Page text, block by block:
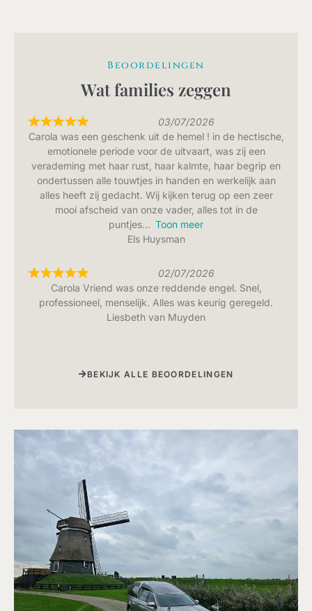
Beoordelingen
Wat families zeggen
03/07/2026
Carola was een geschenk uit de hemel ! in de hectische,
emotionele periode voor de uitvaart, was zij een
verademing met haar rust, haar kalmte, haar begrip en
ondertussen alle touwtjes in handen en werkelijk aan
alles heeft zij gedacht. Wij kijken terug op een zeer
mooi afscheid van onze vader, alles tot in de
puntjes
Toon meer
Els Huysman
02/07/2026
Carola Vriend was onze reddende engel. Snel,
professioneel, menselijk. Alles was keurig geregeld.
Liesbeth van Muyden
BEKIJK ALLE BEOORDELINGEN